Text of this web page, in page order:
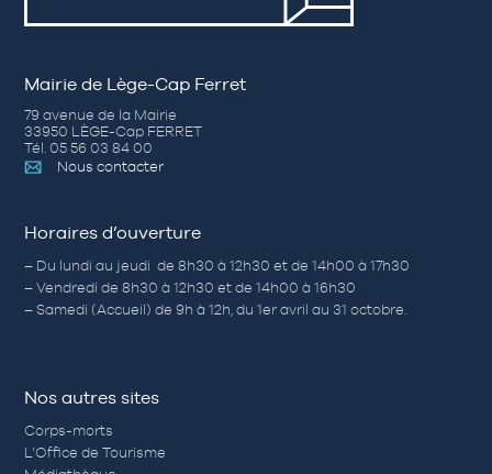
Mairie de Lège-Cap Ferret
79 avenue de la Mairie
33950 LÈGE-Cap FERRET
Tél. 05 56 03 84 00
Nous contacter
Horaires d’ouverture
– Du lundi au jeudi de 8h30 à 12h30 et de 14h00 à 17h30
– Vendredi de 8h30 à 12h30 et de 14h00 à 16h30
– Samedi (Accueil) de 9h à 12h, du 1er avril au 31 octobre.
Nos autres sites
Corps-morts
L’Office de Tourisme